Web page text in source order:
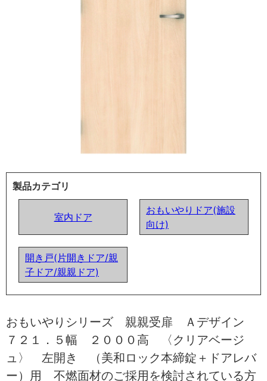
製品カテゴリ
室内ドア
おもいやりドア(施設
向け)
開き戸(片開きドア/親
子ドア/親親ドア)
おもいやりシリーズ 親親受扉 Ａデザイン
７２１．５幅 ２０００高 〈クリアベージ
ュ〉 左開き （美和ロック本締錠＋ドアレバ
ー）用 不燃面材のご採用を検討されている方